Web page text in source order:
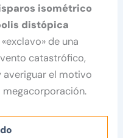
isométrico
distópica
de una
catastrófico,
el motivo